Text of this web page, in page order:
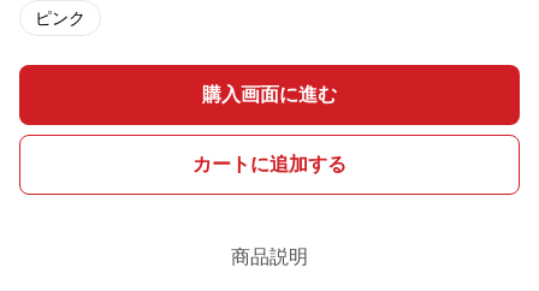
ピンク
購入画面に進む
カートに追加する
商品説明